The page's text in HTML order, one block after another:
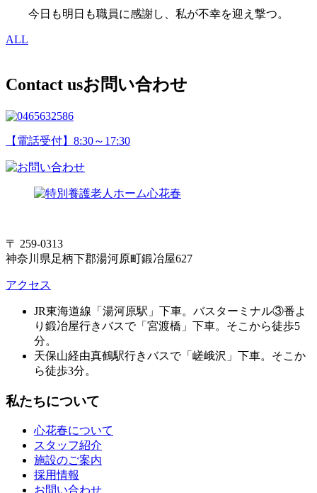
今日も明日も職員に感謝し、私が不幸を迎え撃つ。
ALL
Contact usお問い合わせ
【電話受付】8:30～17:30
〒 259-0313
神奈川県足柄下郡湯河原町鍛冶屋627
アクセス
JR東海道線「湯河原駅」下車。バスターミナル③番よ
り鍛冶屋行きバスで「宮渡橋」下車。そこから徒歩5
分。
天保山経由真鶴駅行きバスで「嵯峨沢」下車。そこか
ら徒歩3分。
私たちについて
心花春について
スタッフ紹介
施設のご案内
採用情報
お問い合わせ